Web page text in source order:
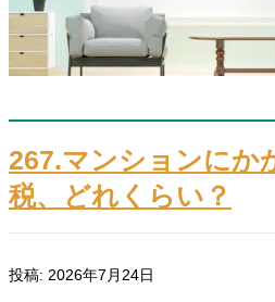
267.マンションにか
税、どれくらい？
投稿: 2026年7月24日